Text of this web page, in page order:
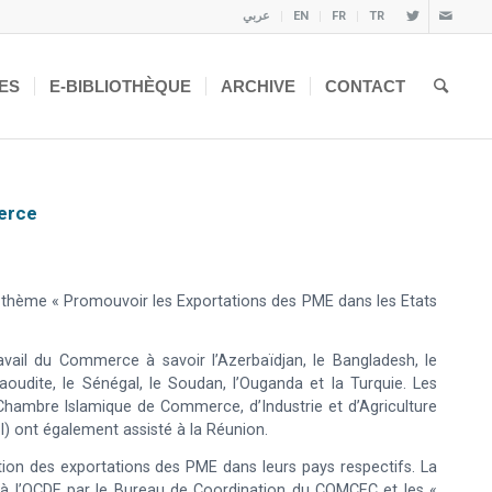
عربي EN FR TR
E-BIBLIOTHÈQUE ARCHIVE CONTACT
« Promouvoir les Exportations des PME dans les Etats
du Commerce à savoir l’Azerbaïdjan, le Bangladesh, le
le Sénégal, le Soudan, l’Ouganda et la Turquie. Les
Islamique de Commerce, d’Industrie et d’Agriculture
ont également assisté à la Réunion.
des exportations des PME dans leurs pays respectifs. La